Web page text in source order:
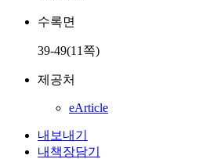
수록면
39-49(11쪽)
제공처
eArticle
내보내기
내책장담기